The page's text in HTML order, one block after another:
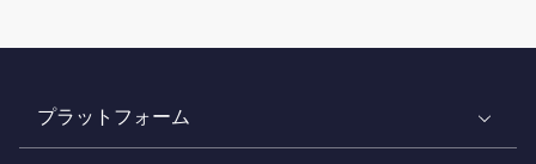
プラットフォーム